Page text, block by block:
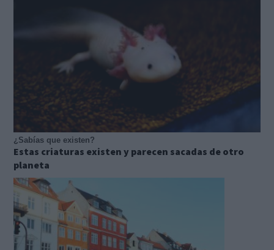
¿Sabías que existen?
Estas criaturas existen y parecen sacadas de otro
planeta